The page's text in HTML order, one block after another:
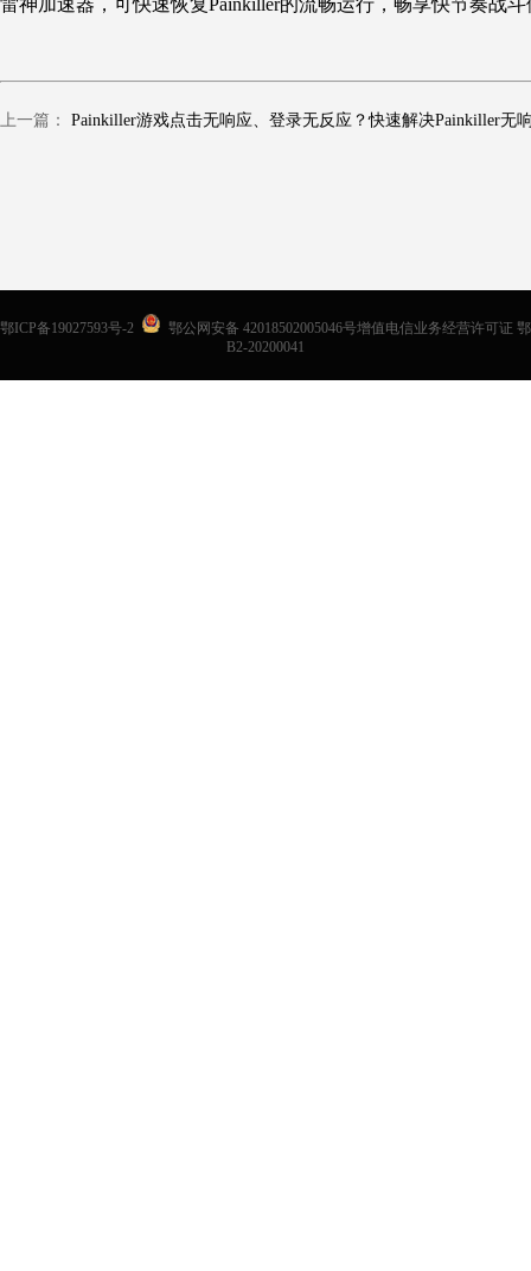
雷神加速器，可快速恢复Painkiller的流畅运行，畅享快节奏战
上一篇：
鄂ICP备19027593号-2
鄂公网安备 42018502005046号增值电信业务经营许可证 鄂
B2-20200041